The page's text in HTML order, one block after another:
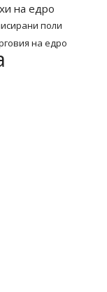
на едро
поли
на едро